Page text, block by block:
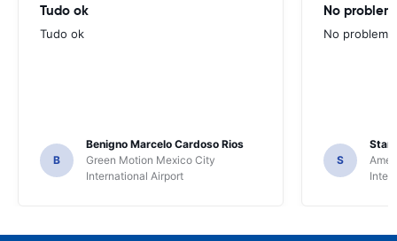
Tudo ok
Tudo ok
B
Benigno Marcelo Cardoso Rios
Green Motion Mexico City
International Airport
No
No
S